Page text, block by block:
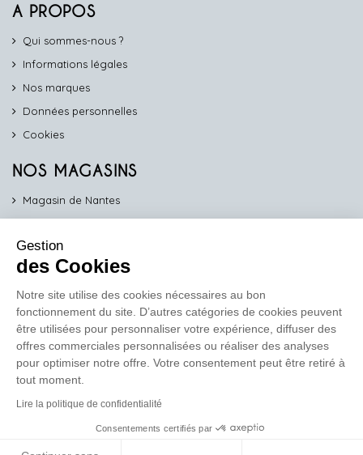
A PROPOS
Qui sommes-nous ?
Informations légales
Nos marques
Données personnelles
Cookies
NOS MAGASINS
Magasin de Nantes
Magasin de Vannes
Magasin d'Orléans
COMPTOIR PRO
work
Comptoir des Lustres vous propose ses services dédiés aux
Gestion
des Cookies
Notre site utilise des cookies nécessaires au bon
fonctionnement du site. D’autres catégories de cookies peuvent
être utilisées pour personnaliser votre expérience, diffuser des
offres commerciales personnalisées ou réaliser des analyses
pour optimiser notre offre. Votre consentement peut être retiré à
tout moment.
Lire la politique de confidentialité
Consentements certifiés par